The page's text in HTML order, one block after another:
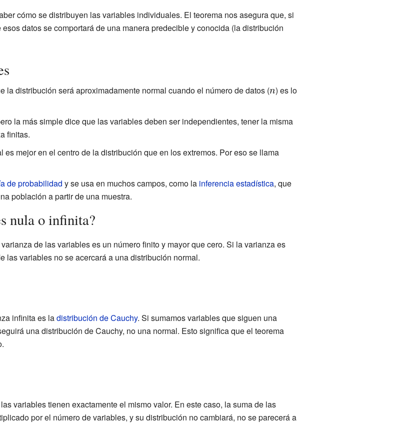
cómo se distribuyen las variables individuales. El teorema nos asegura que, si
datos se comportará de una manera predecible y conocida (la distribución
la distribución será aproximadamente normal cuando el número de datos ( ) es lo
la más simple dice que las variables deben ser independientes, tener la misma
finitas.
mejor en el centro de la distribución que en los extremos. Por eso se llama
de probabilidad y se usa en muchos campos, como la inferencia estadística, que
población a partir de una muestra.
nula o infinita?
de las variables es un número finito y mayor que cero. Si la varianza es
las variables no se acercará a una distribución normal.
infinita es ladistribución de Cauchy. Si sumamos variables que siguen una
una distribución de Cauchy, no una normal. Esto significa que el teorema
variables tienen exactamente el mismo valor. En este caso, la suma de las
por el número de variables, y su distribución no cambiará, no se parecerá a